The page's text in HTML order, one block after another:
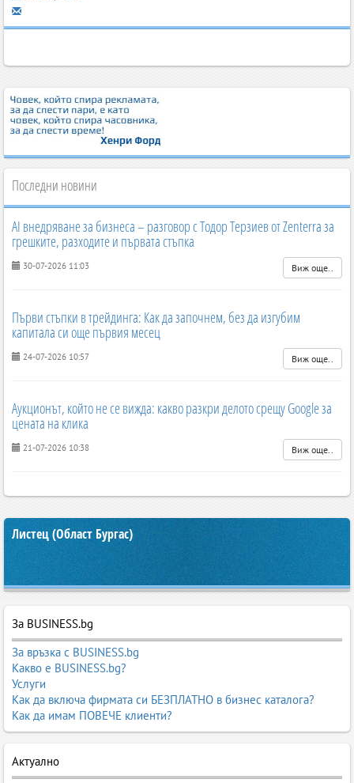
Последни новини
AI внедряване за бизнеса – разговор с Тодор Терзиев от Zenterra за
грешките, разходите и първата стъпка
30-07-2026 11:03 Виж още..
Първи стъпки в трейдинга: Как да започнем, без да изгубим
капитала си още първия месец
24-07-2026 10:57 Виж още..
Аукционът, който не се вижда: какво разкри делото срещу Google за
цената на клика
21-07-2026 10:38 Виж още..
Листец (Област Бургас)
За BUSINESS.bg
За връзка с BUSINESS.bg
Какво е BUSINESS.bg?
Услуги
Как да включа фирмата си БЕЗПЛАТНО в бизнес каталога?
Как да имам ПОВЕЧЕ клиенти?
Актуално